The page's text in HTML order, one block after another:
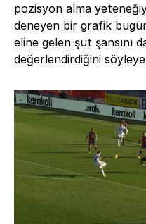
pozisyon alma
deneyen bir grafik
eline gelen şut şansını
değerlendirdiğini